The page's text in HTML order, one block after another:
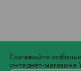
Скачивайте
интернет-магазина